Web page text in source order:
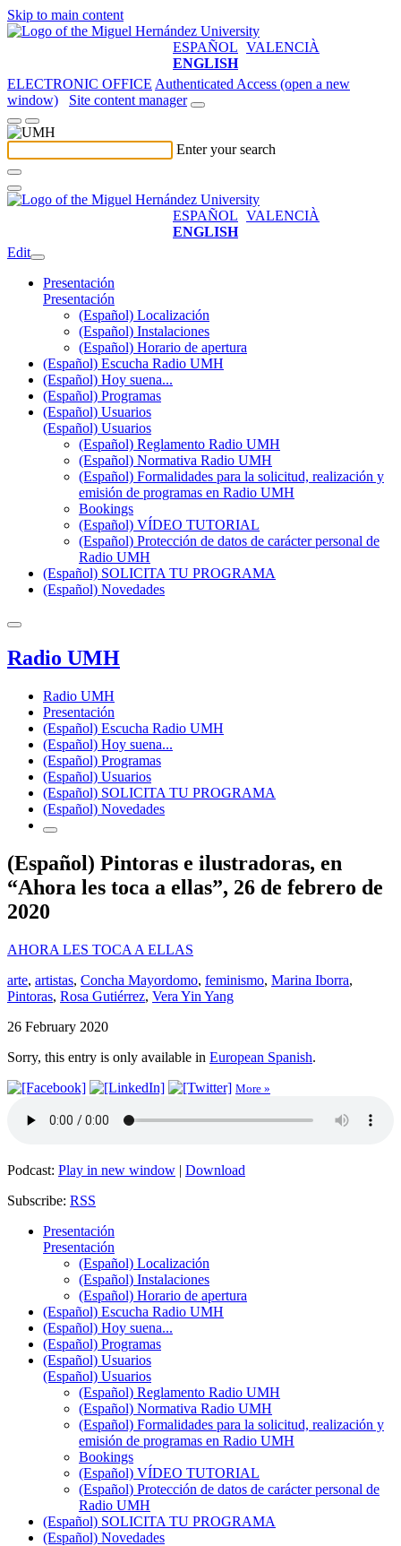
Skip to main content
ESPAÑOL VALENCIÀ
ENGLISH
ELECTRONIC OFFICE Authenticated Access (open a new
window)
Site content manager
Enter your search
ESPAÑOL VALENCIÀ
ENGLISH
Edit
Presentación
Presentación
(Español) Localización
(Español) Instalaciones
(Español) Horario de apertura
(Español) Escucha Radio UMH
(Español) Hoy suena...
(Español) Programas
(Español) Usuarios
(Español) Usuarios
(Español) Reglamento Radio UMH
(Español) Normativa Radio UMH
(Español) Formalidades para la solicitud, realización y
emisión de programas en Radio UMH
Bookings
(Español) VÍDEO TUTORIAL
(Español) Protección de datos de carácter personal de
Radio UMH
(Español) SOLICITA TU PROGRAMA
(Español) Novedades
Radio UMH
Radio UMH
Presentación
(Español) Escucha Radio UMH
(Español) Hoy suena...
(Español) Programas
(Español) Usuarios
(Español) SOLICITA TU PROGRAMA
(Español) Novedades
(Español) Pintoras e ilustradoras, en
“Ahora les toca a ellas”, 26 de febrero de
2020
AHORA LES TOCA A ELLAS
arte, artistas, Concha Mayordomo, feminismo, Marina Iborra,
Pintoras, Rosa Gutiérrez, Vera Yin Yang
26 February 2020
Sorry, this entry is only available in European Spanish.
More »
Podcast: Play in new window | Download
Subscribe: RSS
Presentación
Presentación
(Español) Localización
(Español) Instalaciones
(Español) Horario de apertura
(Español) Escucha Radio UMH
(Español) Hoy suena...
(Español) Programas
(Español) Usuarios
(Español) Usuarios
(Español) Reglamento Radio UMH
(Español) Normativa Radio UMH
(Español) Formalidades para la solicitud, realización y
emisión de programas en Radio UMH
Bookings
(Español) VÍDEO TUTORIAL
(Español) Protección de datos de carácter personal de
Radio UMH
(Español) SOLICITA TU PROGRAMA
(Español) Novedades